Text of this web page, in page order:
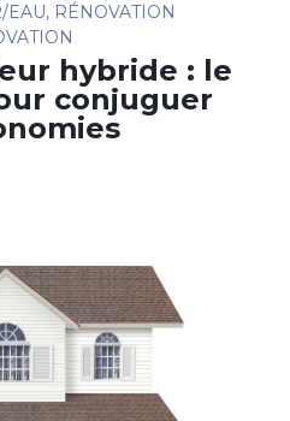
EAU, RÉNOVATION
hybride : le
conjuguer